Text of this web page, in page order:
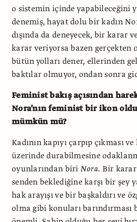
o sistemin içinde yapabileceğini
denemiş, hayat dolu bir kadın
dışında da deneyecek, bir karar
karar veriyorsa bazen gerçekten
bütün yolları dener, ellerinden
baktılar olmuyor, ondan sonra
Feminist bakış açısından
Nora’nın feminist bir ikon
mümkün mü?
Kadının kapıyı çarpıp çıkması
üzerinde durabilmesine
oyunlarından biri Nora. Bir
senden beklediğine karşı bir şey
hak arayışı ve bir başkaldırı ve
olma gibi konuları barındırması